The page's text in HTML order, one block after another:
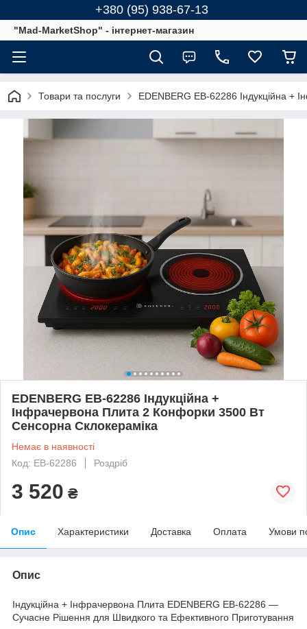
+380 (95) 938-67-13
"Mad-MarketShop" - інтернет-магазин
Товари та послуги EDENBERG EB-62286 Індукційна +
EDENBERG EB-62286 Індукційна +
Інфрачервона Плита 2 Конфорки 3500 Вт
Сенсорна Склокераміка
Немає в наявності
Код: EB-62286
Роздріб
3 520 ₴
Опис Характеристики Доставка Оплата Умови
Опис
Індукційна + Інфрачервона Плита EDENBERG EB-62286 —
Сучасне Рішення для Швидкого та Ефективного Приготування